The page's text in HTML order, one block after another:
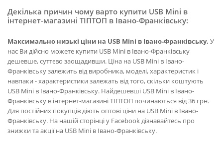
Декілька причин чому варто купити USB Mini в
інтернет-магазині ТІПТОП в Івано-Франківську:
Максимально низькі ціни на USB Mini в Івано-Франківську. У
нас Ви дійсно можете купити USB Mini в Івано-Франківську
дешевше, суттєво заощадивши. Ціна на USB Mini в Івано-
Франківську залежить від виробника, моделі, характеристик і
навпаки - характеристики залежать від того, скільки коштують
USB Mini в Івано-Франківську. Найдешевші USB Mini в Івано-
Франківську в інтернет-магазині ТІПТОП починаються від 36 грн.
Для постійних покупців діють оптові ціни на USB Mini в Івано-
Франківську. На нашій сторінці у Facebook дізнавайтесь про
знижки та акції на USB Mini в Івано-Франківську.